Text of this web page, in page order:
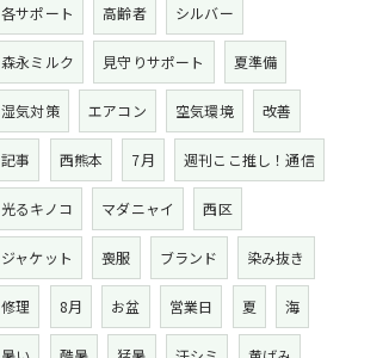
各サポート 高齢者 シルバー
森永ミルク 見守りサポート 夏準備
湿気対策 エアコン 空気環境 改善
記事 西熊本 7月 週刊ここ推し！通信
光るキノコ マダニャイ 西区
ジャケット 喪服 ブランド 染み抜き
修理 8月 お盆 営業日 夏 海